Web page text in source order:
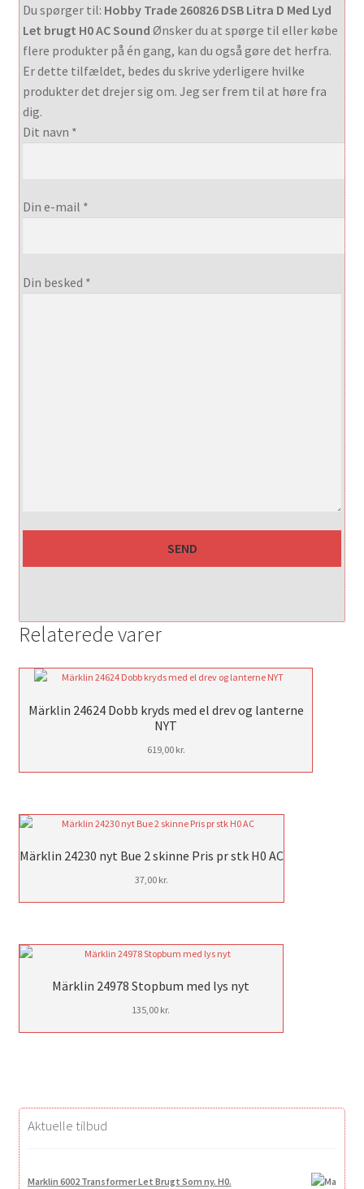
Du spørger til: Hobby Trade 260826 DSB Litra D Med Lyd
Let brugt H0 AC Sound Ønsker du at spørge til eller købe
flere produkter på én gang, kan du også gøre det herfra.
Er dette tilfældet, bedes du skrive yderligere hvilke
produkter det drejer sig om. Jeg ser frem til at høre fra
dig.
Dit navn *
Din e-mail *
Din besked *
Relaterede varer
Märklin 24624 Dobb kryds med el drev og lanterne
NYT
619,00 kr.
Märklin 24230 nyt Bue 2 skinne Pris pr stk H0 AC
37,00 kr.
Märklin 24978 Stopbum med lys nyt
135,00 kr.
Aktuelle tilbud
Marklin 6002 Transformer Let Brugt Som ny. H0.